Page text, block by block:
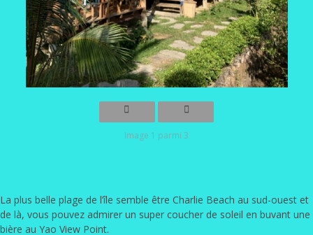
Image 1 parmi 3
La plus belle plage de l’île semble être Charlie Beach au sud-ouest et
de là, vous pouvez admirer un super coucher de soleil en buvant une
bière au Yao View Point.